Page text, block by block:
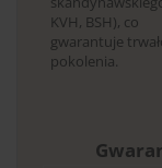
KVH, BSH), co
gwarantuje
pokolenia.